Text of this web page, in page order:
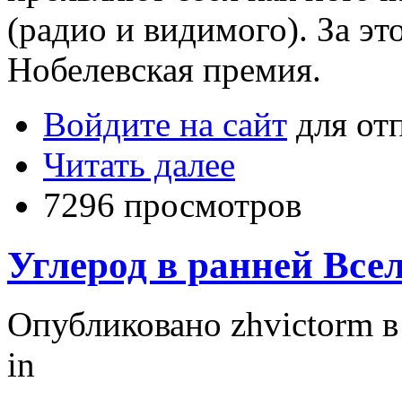
(радио и видимого). За
Нобелевская премия.
Войдите на сайт для
Читать далее
7296 просмотров
Углерод в ранней
Опубликовано zhvictorm
in